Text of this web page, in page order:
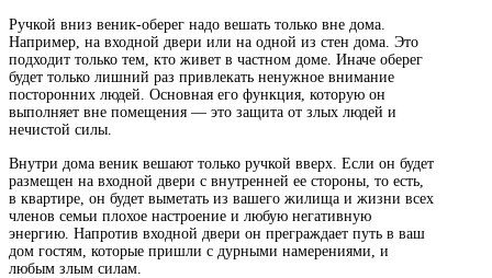
Ручкой вниз веник-оберег надо вешать только вне дома.
Например, на входной двери или на одной из стен дома. Это
подходит только тем, кто живет в частном доме. Иначе оберег
будет только лишний раз привлекать ненужное внимание
посторонних людей. Основная его функция, которую он
выполняет вне помещения — это защита от злых людей и
нечистой силы.
Внутри дома веник вешают только ручкой вверх. Если он будет
размещен на входной двери с внутренней ее стороны, то есть,
в квартире, он будет выметать из вашего жилища и жизни всех
членов семьи плохое настроение и любую негативную
энергию. Напротив входной двери он преграждает путь в ваш
дом гостям, которые пришли с дурными намерениями, и
любым злым силам.